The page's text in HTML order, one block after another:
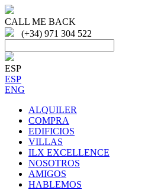
CALL ME BACK
(+34) 971 304 522
ESP
ESP
ENG
ALQUILER
COMPRA
EDIFICIOS
VILLAS
ILX EXCELLENCE
NOSOTROS
AMIGOS
HABLEMOS